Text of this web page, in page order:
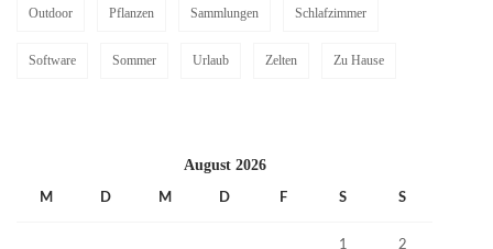
Outdoor Pflanzen Sammlungen Schlafzimmer
Software Sommer Urlaub Zelten Zu Hause
August 2026
M D M D F S S
1 2